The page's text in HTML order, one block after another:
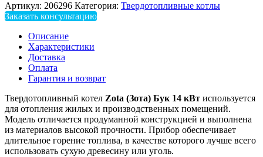
Артикул: 206296 Категория: Твердотопливные котлы
Заказать консультацию
Описание
Характеристики
Доставка
Оплата
Гарантия и возврат
Твердотопливный котел Zota (Зота) Бук 14 кВт используется
для отопления жилых и производственных помещений.
Модель отличается продуманной конструкцией и выполнена
из материалов высокой прочности. Прибор обеспечивает
длительное горение топлива, в качестве которого лучше всего
использовать сухую древесину или уголь.